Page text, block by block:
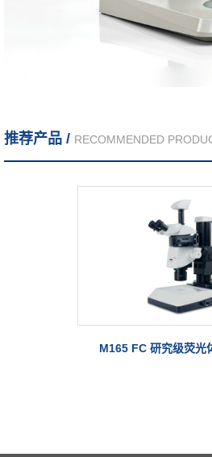
推荐产品 / RECOMMENDED
M165 FC 研究级荧光